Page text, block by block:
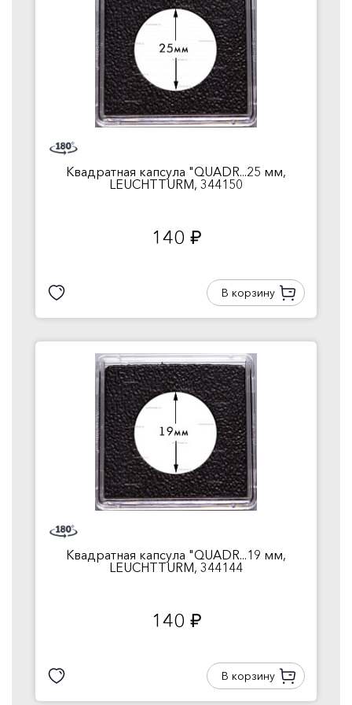
Квадратная капсула "QUADR...25 мм,
LEUCHTTURM, 344150
140 руб.
В корзину
Квадратная капсула "QUADR...19 мм,
LEUCHTTURM, 344144
140 руб.
В корзину